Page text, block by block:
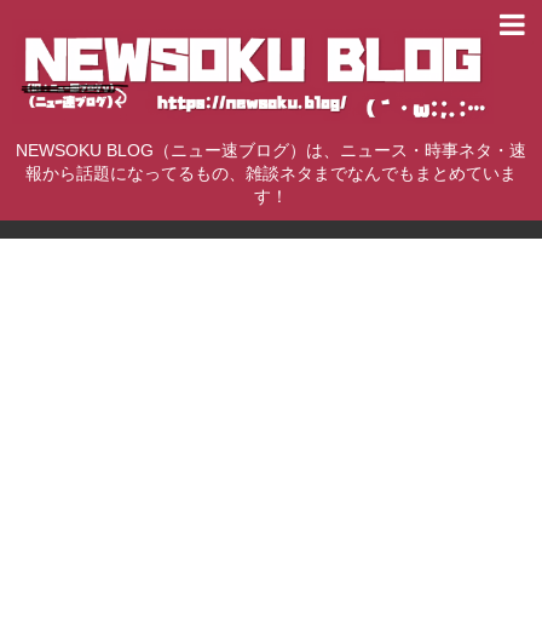
NEWSOKU BLOG（ニュー速ブログ）は、ニュース・時事ネタ・速
報から話題になってるもの、雑談ネタまでなんでもまとめていま
す！